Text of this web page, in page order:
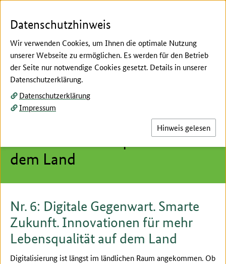
Hier beginnt der Hauptinhalt dieser Seite
Nr. 6: Digitale Gegenwart.
Smarte Zukunft. Innovationen
für mehr Lebensqualität auf
dem Land
Mittwoch, 22. Januar 2020, 13:30 bis 15:30 Uhr
Nr. 6: Digitale Gegenwart. Smarte
Zukunft. Innovationen für mehr
Lebensqualität auf dem Land
Digitalisierung ist längst im ländlichen Raum angekommen. Ob
Datenschutzhinweis
Wir verwenden Cookies, um Ihnen die optimale Nutzung
unserer Webseite zu ermöglichen. Es werden für den Betrieb
der Seite nur notwendige Cookies gesetzt. Details in unserer
Datenschutzerklärung.
Datenschutzerklärung
Impressum
Hinweis gelesen